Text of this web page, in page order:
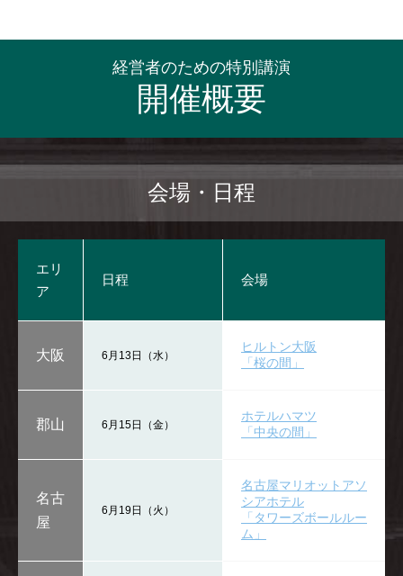
経営者のための特別講演
開催概要
会場・日程
エリ
ア
日程 会場
大阪 6月13日（水）
ヒルトン大阪
「桜の間」
郡山 6月15日（金）
ホテルハマツ
「中央の間」
名古
屋
6月19日（火）
名古屋マリオットアソ
シアホテル
「タワーズボールルー
ム」